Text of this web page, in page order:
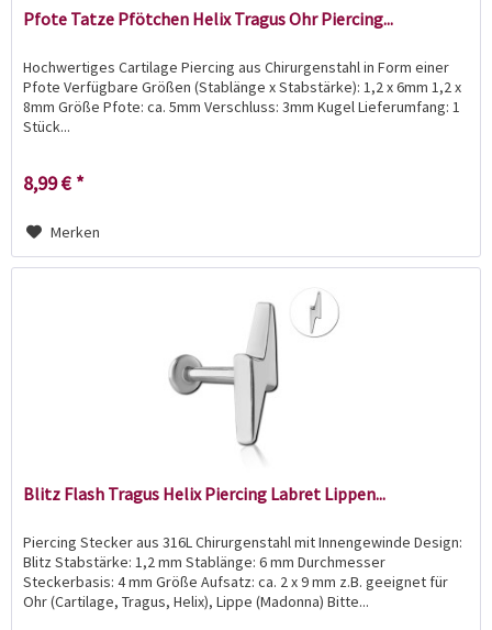
Pfote Tatze Pfötchen Helix Tragus Ohr Piercing...
Hochwertiges Cartilage Piercing aus Chirurgenstahl in Form einer
Pfote Verfügbare Größen (Stablänge x Stabstärke): 1,2 x 6mm 1,2 x
8mm Größe Pfote: ca. 5mm Verschluss: 3mm Kugel Lieferumfang: 1
Stück...
8,99 € *
Merken
Blitz Flash Tragus Helix Piercing Labret Lippen...
Piercing Stecker aus 316L Chirurgenstahl mit Innengewinde Design:
Blitz Stabstärke: 1,2 mm Stablänge: 6 mm Durchmesser
Steckerbasis: 4 mm Größe Aufsatz: ca. 2 x 9 mm z.B. geeignet für
Ohr (Cartilage, Tragus, Helix), Lippe (Madonna) Bitte...